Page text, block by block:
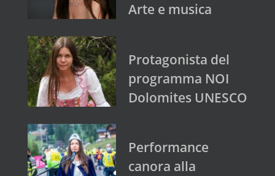
Arte e musica
Protagonista del
programma NOI
Dolomites UNESCO
Performance
canora alla